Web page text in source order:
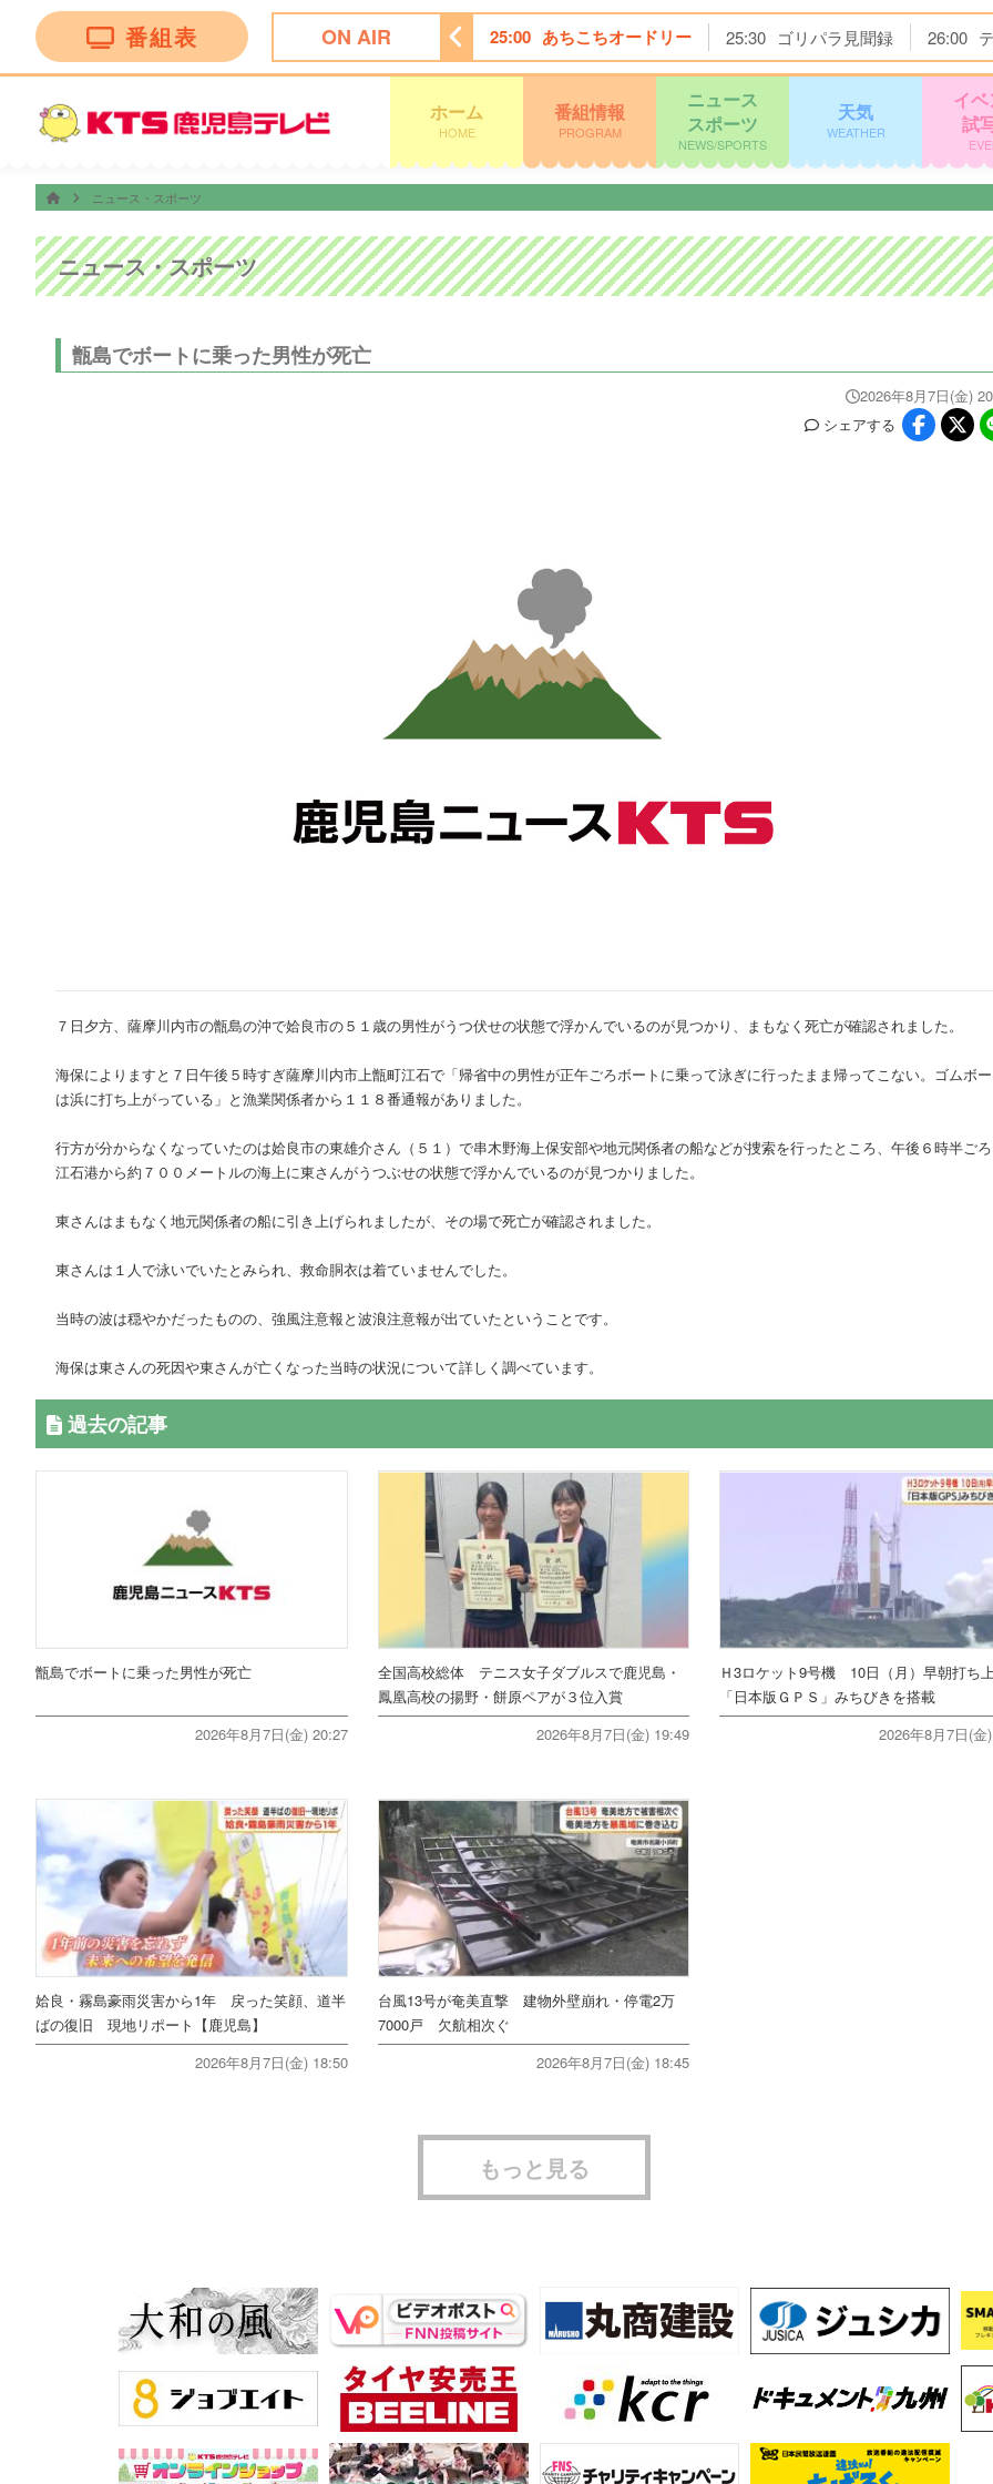
番組表 ON AIR
の若君第二期 24:15 ＦＮＮ Ｌｉｖｅ Ｎｅｗｓ α 25:00 あちこちオードリー 25:30 ゴリパラ見聞録 26:00
ホーム
HOME
番組情報
PROGRAM
ニュース
スポーツ
NEWS/SPORTS
天気
WEATHER
イ
試
ニュース・スポーツ
ニュース・スポーツ
甑島でボートに乗った男性が死亡
2026年8月7日(金)
シェアする
７日夕方、薩摩川内市の甑島の沖で姶良市の５１歳の男性がうつ伏せの状態で浮かんでいるのが見つかり、まもなく死亡が確認されました。
海保によりますと７日午後５時すぎ薩摩川内市上甑町江石で「帰省中の男性が正午ごろボートに乗って泳ぎに行ったまま帰ってこない。ゴムボ
は浜に打ち上がっている」と漁業関係者から１１８番通報がありました。
行方が分からなくなっていたのは姶良市の東雄介さん（５１）で串木野海上保安部や地元関係者の船などが捜索を行ったところ、午後６時半ご
江石港から約７００メートルの海上に東さんがうつぶせの状態で浮かんでいるのが見つかりました。
東さんはまもなく地元関係者の船に引き上げられましたが、その場で死亡が確認されました。
東さんは１人で泳いでいたとみられ、救命胴衣は着ていませんでした。
当時の波は穏やかだったものの、強風注意報と波浪注意報が出ていたということです。
海保は東さんの死因や東さんが亡くなった当時の状況について詳しく調べています。
過去の記事
甑島でボートに乗った男性が死亡
2026年8月7日(金) 20:27
全国高校総体 テニス女子ダブルスで鹿児島・
鳳凰高校の揚野・餅原ペアが３位入賞
2026年8月7日(金) 19:49
Ｈ3ロケット9号機 10日（月）早朝打
「日本版ＧＰＳ」みちびきを搭載
2026年8月7日(金
姶良・霧島豪雨災害から1年 戻った笑顔、道半
ばの復旧 現地リポート【鹿児島】
2026年8月7日(金) 18:50
台風13号が奄美直撃 建物外壁崩れ・停電2万
7000戸 欠航相次ぐ
2026年8月7日(金) 18:45
もっと見る